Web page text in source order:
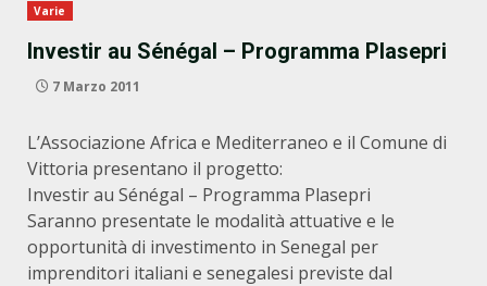
Varie
Investir au Sénégal – Programma Plasepri
7 Marzo 2011
L’Associazione Africa e Mediterraneo e il Comune di
Vittoria presentano il progetto:
Investir au Sénégal – Programma Plasepri
Saranno presentate le modalità attuative e le
opportunità di investimento in Senegal per
imprenditori italiani e senegalesi previste dal